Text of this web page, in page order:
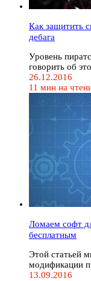
Как защитить
дебага
Уровень
говорить об
26.12.2016
11 мин на
Ломаем софт
бесплатным
Этой статьей
модификации
13.09.2016